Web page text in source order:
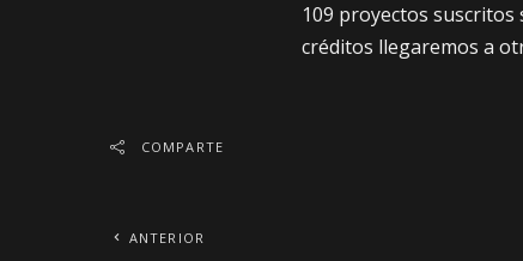
109 proyectos
créditos llegaremos a
COMPARTE
ANTERIOR